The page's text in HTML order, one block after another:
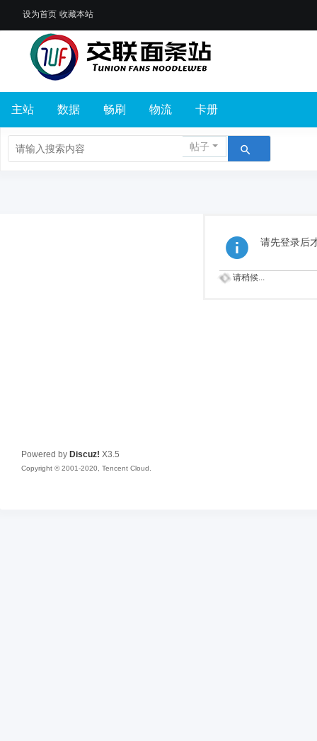
设为首页 收藏本站
主站 数据 畅刷 物流 卡册
帖子
请先登录后
请稍候...
Powered by Discuz! X3.5
Copyright © 2001-2020, Tencent Cloud.